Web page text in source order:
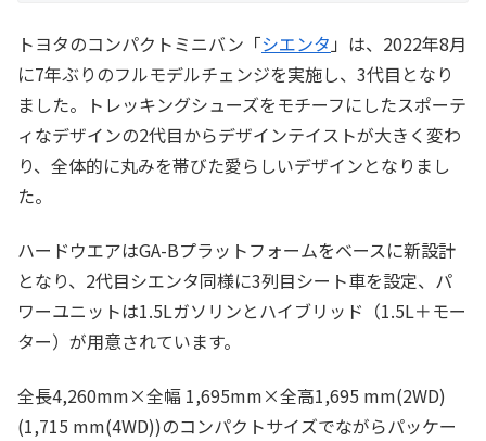
トヨタのコンパクトミニバン「シエンタ 」は、2022年8月
に7年ぶりのフルモデルチェンジを実施し、3代目となり
ました。トレッキングシューズをモチーフにしたスポーテ
ィなデザインの2代目からデザインテイストが大きく変わ
り、全体的に丸みを帯びた愛らしいデザインとなりまし
た。
ハードウエアはGA-Bプラットフォームをベースに新設計
となり、2代目シエンタ同様に3列目シート車を設定、パ
ワーユニットは1.5Lガソリンとハイブリッド（1.5L＋モー
ター）が用意されています。
全長4,260mm×全幅 1,695mm×全高1,695 mm(2WD)
(1,715 mm(4WD))のコンパクトサイズでながらパッケー